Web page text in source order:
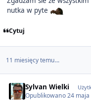
nutka w pyte
Cytuj
11 miesięcy temu...
Sylvan Wielki
Opublikowano24